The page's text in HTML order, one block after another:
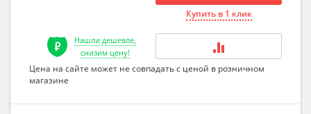
Купить в 1 клик
Нашли дешевле,
снизим цену!
Цена на сайте может не совпадать с ценой в розничном
магазине